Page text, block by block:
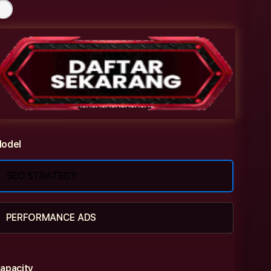
SEO STRATEGY
PERFORMANCE ADS